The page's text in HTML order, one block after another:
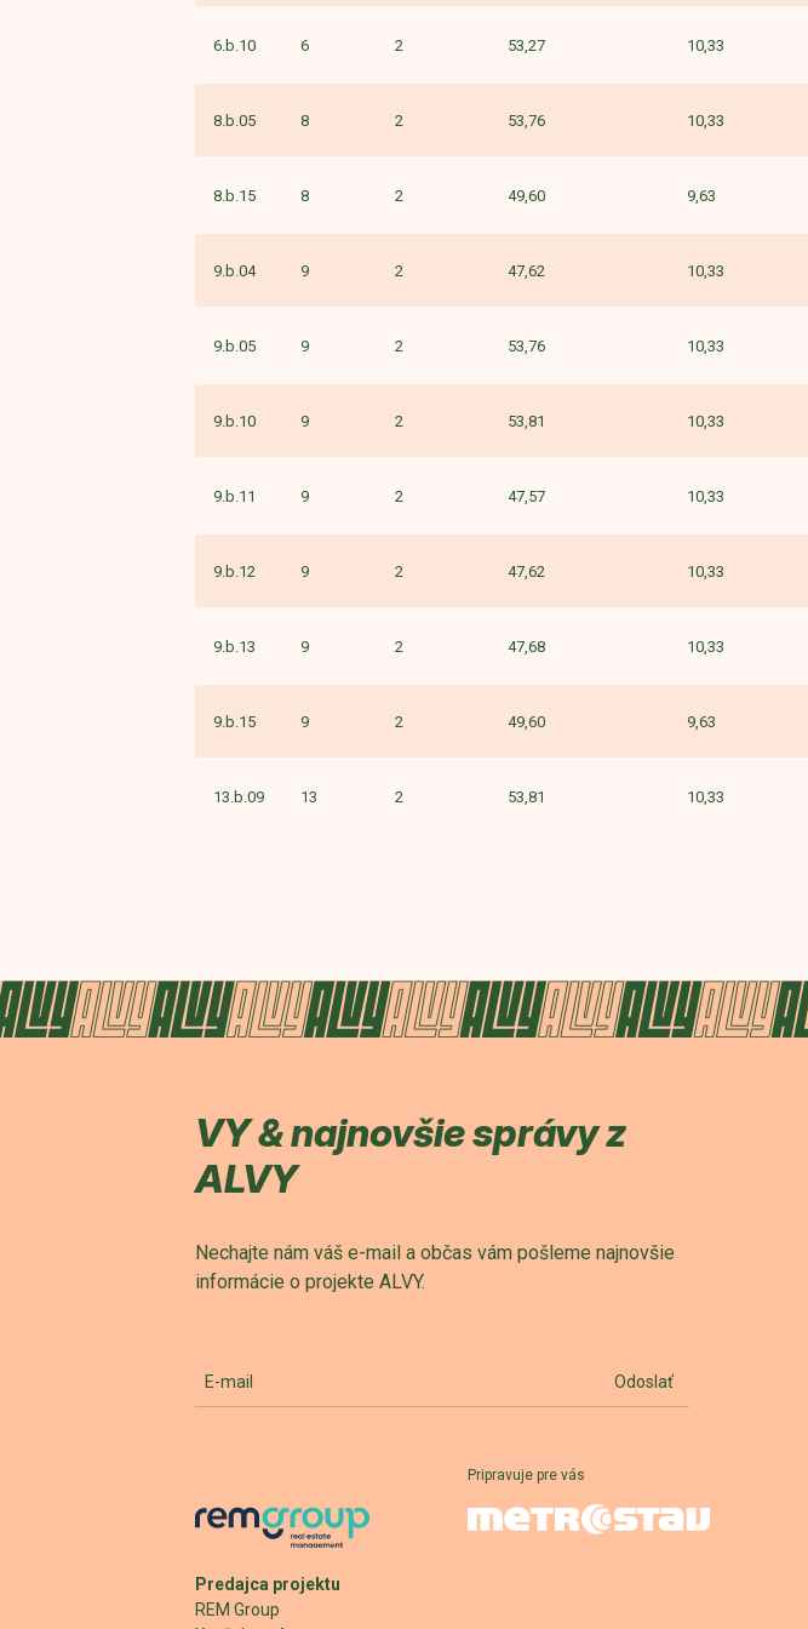
6.b.10 6 2 53,27 10,33
8.b.05 8 2 53,76 10,33
8.b.15 8 2 49,60 9,63
9.b.04 9 2 47,62 10,33
9.b.05 9 2 53,76 10,33
9.b.10 9 2 53,81 10,33
9.b.11 9 2 47,57 10,33
9.b.12 9 2 47,62 10,33
9.b.13 9 2 47,68 10,33
9.b.15 9 2 49,60 9,63
13.b.09 13 2 53,81 10,33
VY & najnovšie správy z
ALVY
Nechajte nám váš e-mail a občas vám pošleme najnovšie
informácie o projekte ALVY.
E-mail Odoslať
Predajca projektu
REM Group
Pripravuje pre vás